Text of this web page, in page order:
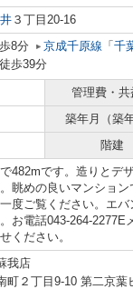
３丁目20-16
8分 京成千原線 「 千
歩39分
管理費・共
築年月（築年
階建
482mです。造りとデ
眺めの良いマンショ
度ご覧ください。エ
お電話043-264-
ください。
我店
町２丁目9-10 第二京葉